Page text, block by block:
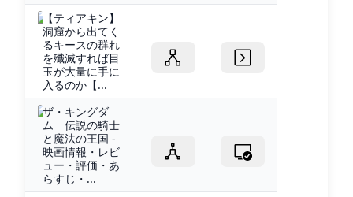
【ティアキン】
洞窟から出てく
るキースの群れ
を殲滅すれば目
玉が大量に手に
入るのか【...
ザ・キングダ
ム 伝説の騎士
と魔法の王国 -
映画情報・レビ
ュー・評価・あ
らすじ・...